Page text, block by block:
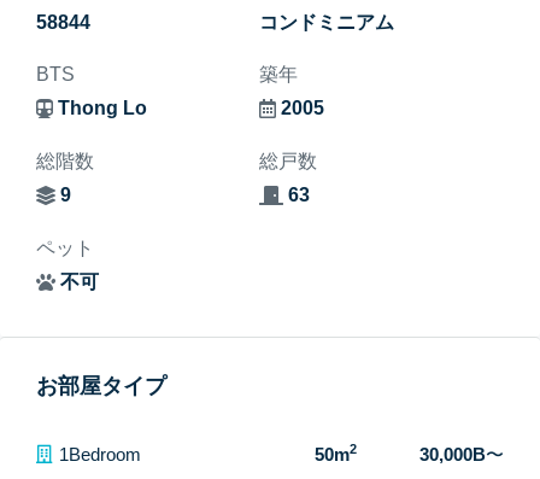
58844
コンドミニアム
BTS
Thong Lo
築年
2005
総階数
9
総戸数
63
ペット
不可
お部屋タイプ
1Bedroom 50m2 30,000B〜